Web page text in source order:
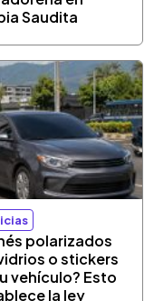
Saudita
polarizados
o stickers
vehículo? Esto
la ley